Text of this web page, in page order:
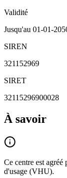
Validité
Jusqu'au 01-01-
SIREN
321152969
SIRET
32115296900028
À savoir
Ce centre est agréé
d'usage (VHU).